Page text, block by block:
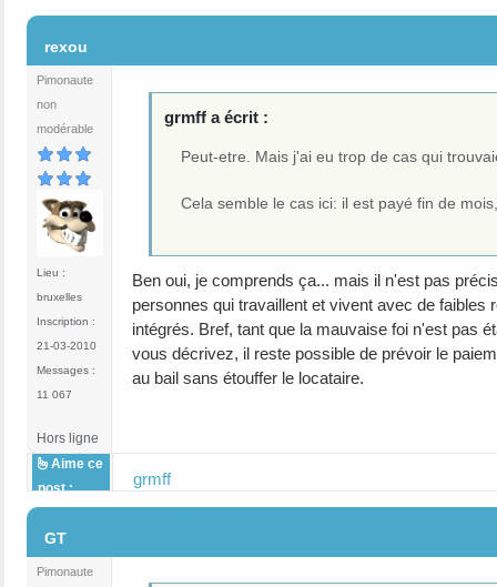
rexou
Pimonaute
non
modérable
Lieu :
bruxelles
Inscription :
21-03-2010
Messages :
11 067
grmff a écrit :
Peut-etre. Mais j'ai eu trop de cas qui
Cela semble le cas ici: il est payé fin de
Ben oui, je comprends ça... mais il n'est pas
personnes qui travaillent et vivent avec de
intégrés. Bref, tant que la mauvaise foi n'est pas
vous décrivez, il reste possible de prévoir le
au bail sans étouffer le locataire.
Hors ligne
Aime ce
post :
grmff
GT
Pimonaute